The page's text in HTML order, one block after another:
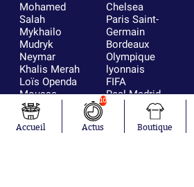
Mohamed
Salah
Mykhailo
Mudryk
Neymar
Khalis Merah
Loïs Openda
Moussa
Niakhaté
Nicolás
Tagliafico
Chelsea
Paris Saint-
Germain
Bordeaux
Olympique
lyonnais
FIFA
Real Madrid
RC Strasbourg
France
Accueil
10
Actus Boutique